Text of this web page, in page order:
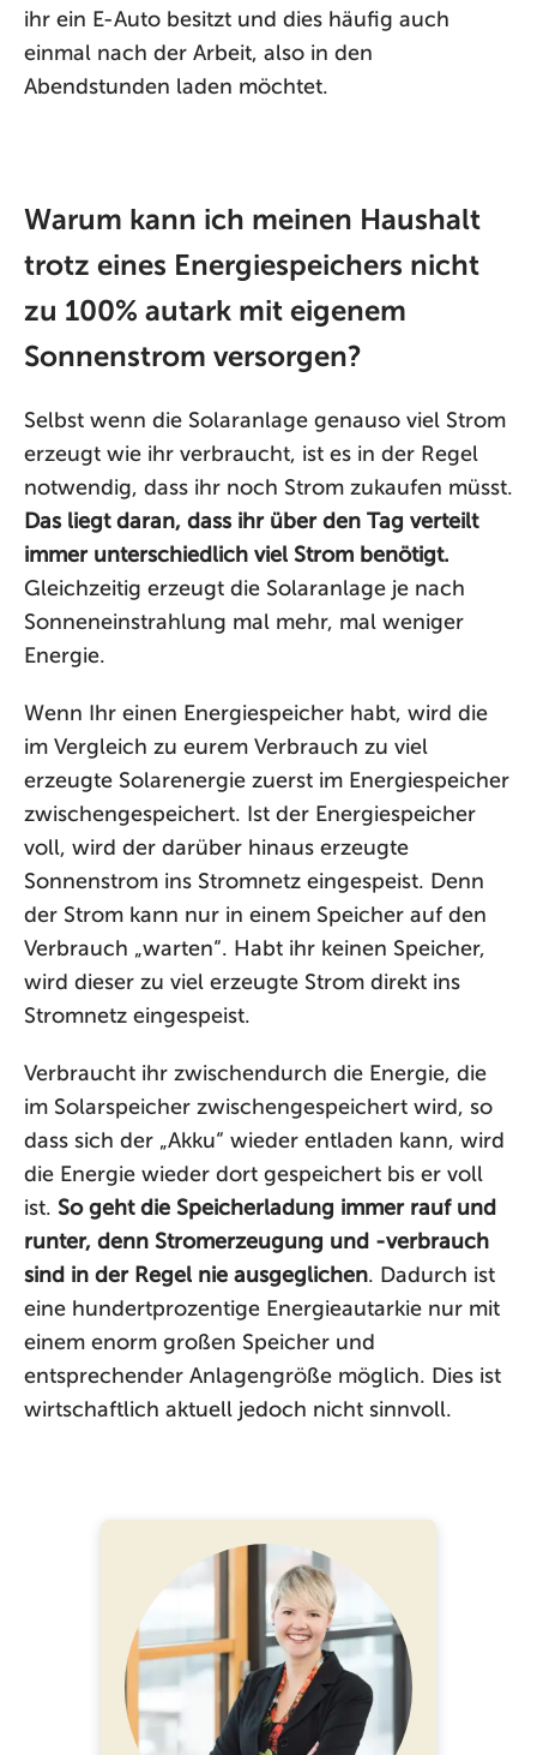
ihr ein E-Auto besitzt und dies häufig auch
einmal nach der Arbeit, also in den
Abendstunden laden möchtet.
Warum kann ich meinen Haushalt
trotz eines Energiespeichers nicht
zu 100% autark mit eigenem
Sonnenstrom versorgen?
Selbst wenn die Solaranlage genauso viel Strom
erzeugt wie ihr verbraucht, ist es in der Regel
notwendig, dass ihr noch Strom zukaufen müsst.
Das liegt daran, dass ihr über den Tag verteilt
immer unterschiedlich viel Strom benötigt.
Gleichzeitig erzeugt die Solaranlage je nach
Sonneneinstrahlung mal mehr, mal weniger
Energie.
Wenn Ihr einen Energiespeicher habt, wird die
im Vergleich zu eurem Verbrauch zu viel
erzeugte Solarenergie zuerst im Energiespeicher
zwischengespeichert. Ist der Energiespeicher
voll, wird der darüber hinaus erzeugte
Sonnenstrom ins Stromnetz eingespeist. Denn
der Strom kann nur in einem Speicher auf den
Verbrauch „warten“. Habt ihr keinen Speicher,
wird dieser zu viel erzeugte Strom direkt ins
Stromnetz eingespeist.
Verbraucht ihr zwischendurch die Energie, die
im Solarspeicher zwischengespeichert wird, so
dass sich der „Akku“ wieder entladen kann, wird
die Energie wieder dort gespeichert bis er voll
ist. So geht die Speicherladung immer rauf und
runter, denn Stromerzeugung und -verbrauch
sind in der Regel nie ausgeglichen. Dadurch ist
eine hundertprozentige Energieautarkie nur mit
einem enorm großen Speicher und
entsprechender Anlagengröße möglich. Dies ist
wirtschaftlich aktuell jedoch nicht sinnvoll.